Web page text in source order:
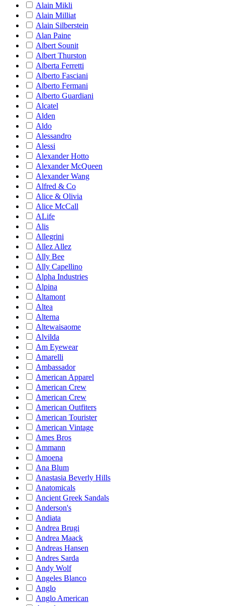
Alain Mikli
Alain Milliat
Alain Silberstein
Alan Paine
Albert Sounit
Albert Thurston
Alberta Ferretti
Alberto Fasciani
Alberto Fermani
Alberto Guardiani
Alcatel
Alden
Aldo
Alessandro
Alessi
Alexander Hotto
Alexander McQueen
Alexander Wang
Alfred & Co
Alice & Olivia
Alice McCall
ALife
Alis
Allegrini
Allez Allez
Ally Bee
Ally Capellino
Alpha Industries
Alpina
Altamont
Altea
Alterna
Altewaisaome
Alvilda
Am Eyewear
Amarelli
Ambassador
American Apparel
American Crew
American Crew
American Outfiters
American Tourister
American Vintage
Ames Bros
Ammann
Amoena
Ana Blum
Anastasia Beverly Hills
Anatomicals
Ancient Greek Sandals
Anderson's
Andiata
Andrea Brugi
Andrea Maack
Andreas Hansen
Andres Sarda
Andy Wolf
Angeles Blanco
Anglo
Anglo American